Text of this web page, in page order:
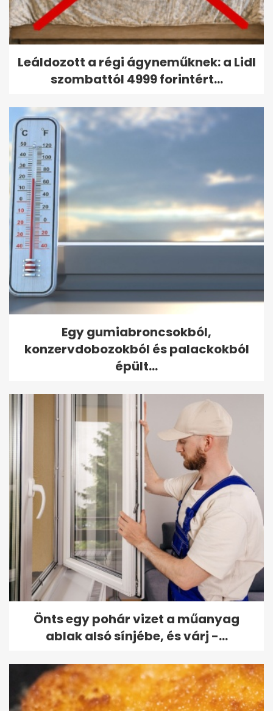
Leáldozott a régi ágyneműknek: a Lidl
szombattól 4999 forintért...
Egy gumiabroncsokból,
konzervdobozokból és palackokból
épült...
Önts egy pohár vizet a műanyag
ablak alsó sínjébe, és várj -...